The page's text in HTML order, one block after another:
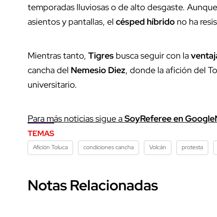
temporadas lluviosas o de alto desgaste.
asientos y pantallas, el césped híbrido no ha
Mientras tanto, Tigres busca seguir con la
cancha del Nemesio Diez, donde la afición del
universitario.
Para más noticias sigue aSoyReferee en
TEMAS
Afición Toluca condiciones cancha Volcán protesta
Notas Relacionadas